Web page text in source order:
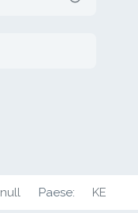
null Paese: KE